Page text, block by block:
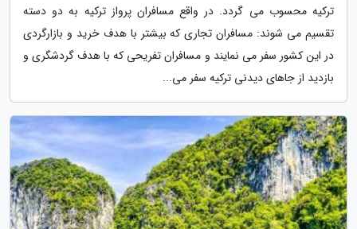
ترکیه محسوب می گردد. در واقع مسافران پرواز ترکیه به دو دسته
تقسیم می شوند: مسافران تجاری که بیشتر با هدف خرید و بازارگردی
در این کشور سفر می نمایند و مسافران تفریحی که با هدف گردشگری و
بازدید از جاهای دیدنی ترکیه سفر می...